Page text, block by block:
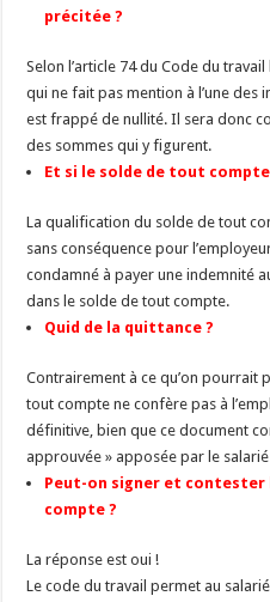
précitée ?
Selon l’article 74 du Code du
qui ne fait pas mention à l’une
est frappé de nullité. Il sera donc
des sommes qui y figurent.
Et si le solde de tout
La qualification du solde de tout
sans conséquence pour
condamné à payer une indemnité
dans le solde de tout compte.
Quid de la quittance ?
Contrairement à ce qu’on pourrait
tout compte ne confère pas à
définitive, bien que ce document
approuvée » apposée par le
Peut-on signer et contester
compte ?
La réponse est oui !
Le code du travail permet au